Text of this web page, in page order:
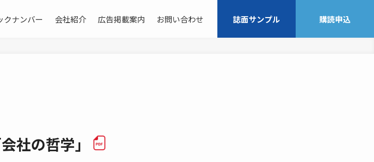
クナンバー 会社紹介 広告掲載案内 お問い合わせ 誌面サンプル 購読申込
社の哲学」